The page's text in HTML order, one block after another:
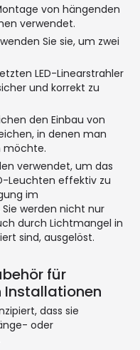
von hängenden
verwendet.
Sie sie, um zwei
LED-Linearstrahler
und korrekt zu
den Einbau von
in denen man
möchte.
verwendet, um das
Leuchten effektiv zu
im
werden nicht nur
durch Lichtmangel in
sind, ausgelöst.
für
Installationen
dass sie
oder